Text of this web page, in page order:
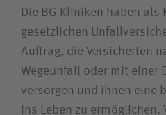
Die BG Kliniken haben als
gesetzlichen
Auftrag, die Versicherten
Wegeunfall oder mit einer
versorgen und ihnen eine
ins Leben zu ermöglichen.